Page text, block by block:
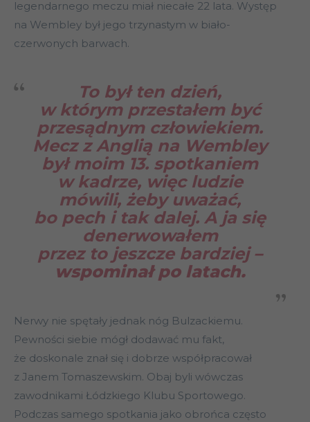
legendarnego meczu miał niecałe 22 lata. Występ
na Wembley był jego trzynastym w biało-
czerwonych barwach.
To był ten dzień,
w którym przestałem być
przesądnym człowiekiem.
Mecz z Anglią na Wembley
był moim 13. spotkaniem
w kadrze, więc ludzie
mówili, żeby uważać,
bo pech i tak dalej. A ja się
denerwowałem
przez to jeszcze bardziej–
wspominał po latach.
Nerwy nie spętały jednak nóg Bulzackiemu.
Pewności siebie mógł dodawać mu fakt,
że doskonale znał się i dobrze współpracował
z Janem Tomaszewskim. Obaj byli wówczas
zawodnikami Łódzkiego Klubu Sportowego.
Podczas samego spotkania jako obrońca często